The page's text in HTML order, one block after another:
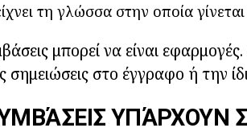
τη γλώσσα στην οποία
μπορεί να είναι
σημειώσεις στο έγγραφο ή την
ΥΠΆΡΧΟΥΝ